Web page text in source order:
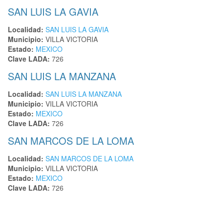
SAN LUIS LA GAVIA
Localidad: SAN LUIS LA GAVIA
Municipio: VILLA VICTORIA
Estado: MEXICO
Clave LADA: 726
SAN LUIS LA MANZANA
Localidad: SAN LUIS LA MANZANA
Municipio: VILLA VICTORIA
Estado: MEXICO
Clave LADA: 726
SAN MARCOS DE LA LOMA
Localidad: SAN MARCOS DE LA LOMA
Municipio: VILLA VICTORIA
Estado: MEXICO
Clave LADA: 726